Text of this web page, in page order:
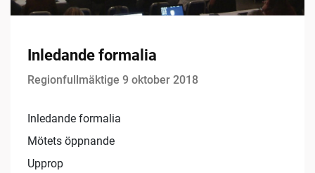
Inledande formalia
Regionfullmäktige 9 oktober 2018
Inledande formalia
Mötets öppnande
Upprop